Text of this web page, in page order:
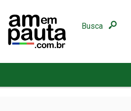
Busca